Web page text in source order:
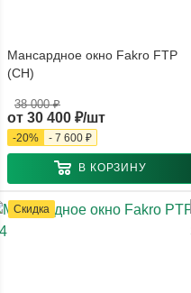
Мансардное окно Fakro FTP
(CH)
от 30 400 ₽/шт
38 000 ₽
-20% - 7 600 ₽
В КОРЗИНУ
Скидка